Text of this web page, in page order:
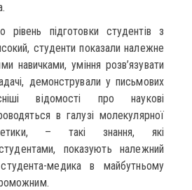
підготовки студентів з
студенти показали належне
навичками, уміння розв’язувати
демонстрували у письмових
відомості про наукові
в галузі молекулярної
– такі знання, які
показують належний
медика в майбутньому